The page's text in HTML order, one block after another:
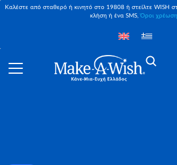
Καλέστε από σταθερό ή κινητό στο 19808 ή στείλτε WISH
κλήση ή ένα SMS,Όροι